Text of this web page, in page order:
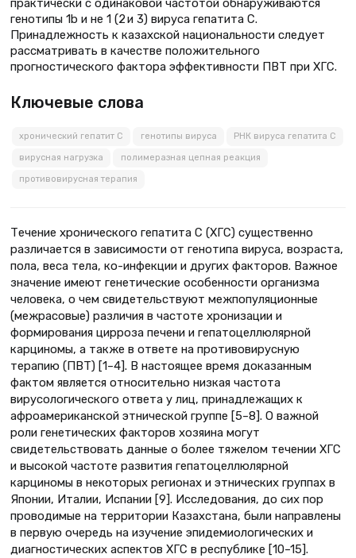
практически с одинаковой частотой обнаруживаются
генотипы 1b и не 1 (2 и 3) вируса гепатита С.
Принадлежность к казахской национальности следует
рассматривать в качестве положительного
прогностического фактора эффективности ПВТ при ХГС.
Ключевые слова
хронический гепатит С генотипы вируса РНК вируса гепатита С
вирусная нагрузка полимеразная цепная реакция
противовирусная терапия
Течение хронического гепатита С (ХГС) существенно
различается в зависимости от генотипа вируса, возраста,
пола, веса тела, ко-инфекции и других факторов. Важное
значение имеют генетические особенности организма
человека, о чем свидетельствуют межпопуляционные
(межрасовые) различия в частоте хронизации и
формирования цирроза печени и гепатоцеллюлярной
карциномы, а также в ответе на противовирусную
терапию (ПВТ) [1–4]. В настоящее время доказанным
фактом является относительно низкая частота
вирусологического ответа у лиц, принадлежащих к
афроамериканской этнической группе [5–8]. О важной
роли генетических факторов хозяина могут
свидетельствовать данные о более тяжелом течении ХГС
и высокой частоте развития гепатоцеллюлярной
карциномы в некоторых регионах и этнических группах в
Японии, Италии, Испании [9]. Исследования, до сих пор
проводимые на территории Казахстана, были направлены
в первую очередь на изучение эпидемиологических и
диагностических аспектов ХГС в республике [10–15].